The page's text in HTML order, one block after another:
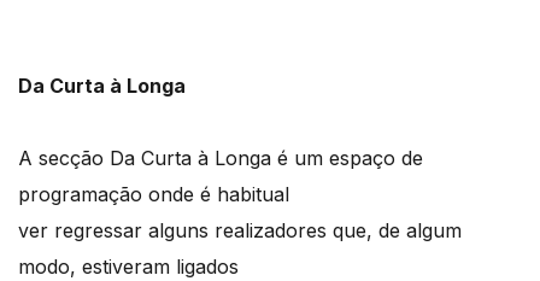
Da Curta à Longa
A secção Da Curta à Longa é um espaço de
programação onde é habitual
ver regressar alguns realizadores que, de algum
modo, estiveram ligados